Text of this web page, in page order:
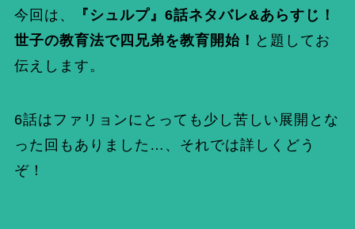
今回は、
『シュルプ』6話ネタバレ&あらすじ！
世子の教育法で四兄弟を教育開始！ と題してお
伝えします。
6話はファリョンにとっても少し苦しい展開とな
った回もありました…、それでは詳しくどう
ぞ！